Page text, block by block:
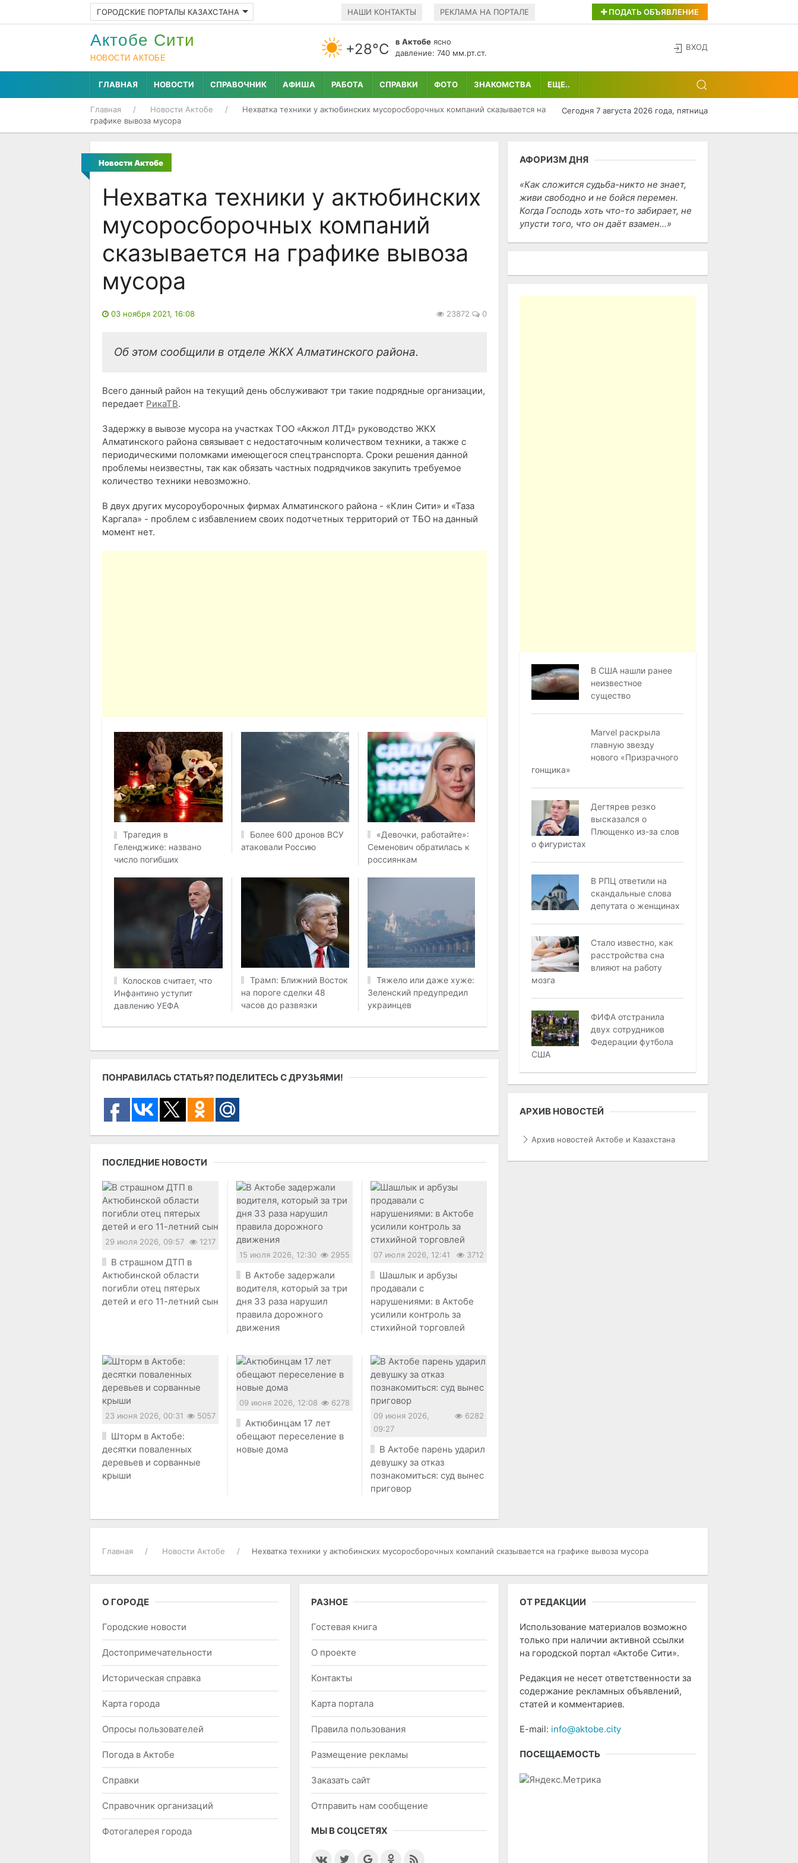
ГОРОДСКИЕ ПОРТАЛЫ КАЗАХСТАНА НАШИ КОНТАКТЫ РЕКЛАМА НА ПОРТАЛЕ ПОДАТЬ ОБЪЯВЛЕНИЕ
Актобе Cити
НОВОСТИ АКТОБЕ
+28°С в Актобе ясно
давление: 740 мм.рт.ст.
ВХОД
ГЛАВНАЯ НОВОСТИ СПРАВОЧНИК АФИША РАБОТА СПРАВКИ ФОТО ЗНАКОМСТВА ЕЩЕ..
Главная Новости Актобе
Нехватка техники у актюбинских мусоросборочных компаний сказывается на
графике вывоза мусора
Сегодня 7 августа 2026 года, пятница
Новости Актобе
Нехватка техники у актюбинских
мусоросборочных компаний
сказывается на графике вывоза
мусора
03 ноября 2021, 16:08 23872 0
Об этом сообщили в отделе ЖКХ Алматинского района.
Всего данный район на текущий день обслуживают три такие подрядные организации,
передает РикаТВ.
Задержку в вывозе мусора на участках ТОО «Акжол ЛТД» руководство ЖКХ
Алматинского района связывает с недостаточным количеством техники, а также с
периодическими поломками имеющегося спецтранспорта. Сроки решения данной
проблемы неизвестны, так как обязать частных подрядчиков закупить требуемое
количество техники невозможно.
В двух других мусороуборочных фирмах Алматинского района - «Клин Сити» и «Таза
Каргала» - проблем с избавлением своих подотчетных территорий от ТБО на данный
момент нет.
Трагедия в
Геленджике: названо
число погибших
Более 600 дронов ВСУ
атаковали Россию
«Девочки, работайте»:
Семенович обратилась к
россиянкам
Колосков считает, что
Инфантино уступит
давлению УЕФА
Трамп: Ближний Восток
на пороге сделки 48
часов до развязки
Тяжело или даже хуже:
Зеленский предупредил
украинцев
ПОНРАВИЛАСЬ СТАТЬЯ? ПОДЕЛИТЕСЬ С ДРУЗЬЯМИ!
ПОСЛЕДНИЕ НОВОСТИ
29 июля 2026, 09:57 1217
В страшном ДТП в
Актюбинской области
погибли отец пятерых
детей и его 11-летний сын
15 июля 2026, 12:30 2955
В Актобе задержали
водителя, который за три
дня 33 раза нарушил
правила дорожного
движения
07 июля 2026, 12:41 3712
Шашлык и арбузы
продавали с
нарушениями: в Актобе
усилили контроль за
стихийной торговлей
23 июня 2026, 00:31 5057
Шторм в Актобе:
десятки поваленных
деревьев и сорванные
крыши
09 июня 2026, 12:08 6278
Актюбинцам 17 лет
обещают переселение в
новые дома
09 июня 2026,
09:27
6282
В Актобе парень ударил
девушку за отказ
познакомиться: суд вынес
приговор
АФОРИЗМ ДНЯ
Как сложится судьба-никто не знает,
живи свободно и не бойся перемен.
Когда Господь хоть что-то забирает, не
упусти того, что он даёт взамен...
В США нашли ранее
неизвестное
существо
Marvel раскрыла
главную звезду
нового «Призрачного
гонщика»
Дегтярев резко
высказался о
Плющенко из-за слов
о фигуристах
В РПЦ ответили на
скандальные слова
депутата о женщинах
Стало известно, как
расстройства сна
влияют на работу
мозга
ФИФА отстранила
двух сотрудников
Федерации футбола
США
АРХИВ НОВОСТЕЙ
Архив новостей Актобе и Казахстана
Главная Новости Актобе Нехватка техники у актюбинских мусоросборочных компаний сказывается на графике вывоза мусора
О ГОРОДЕ
Городские новости
Достопримечательности
Историческая справка
Карта города
Опросы пользователей
Погода в Актобе
Справки
Справочник организаций
Фотогалерея города
РАЗНОЕ
Гостевая книга
О проекте
Контакты
Карта портала
Правила пользования
Размещение рекламы
Заказать сайт
Отправить нам сообщение
МЫ В СОЦСЕТЯХ
ОТ РЕДАКЦИИ
Использование материалов возможно
только при наличии активной ссылки
на городской портал «Актобе Сити».
Редакция не несет ответственности за
содержание рекламных объявлений,
статей и комментариев.
E-mail: info@aktobe.city
ПОСЕЩАЕМОСТЬ